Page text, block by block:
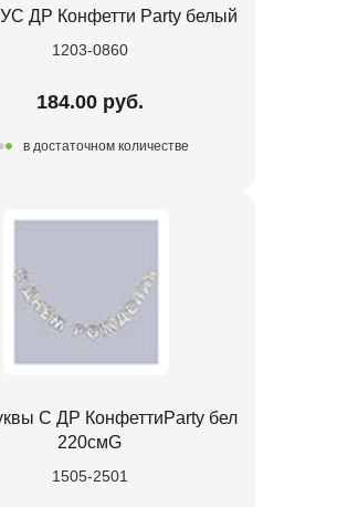
ДР Конфетти Party белый
1203-0860
184.00 руб.
в достаточном количестве
С ДР КонфеттиParty бел
220смG
1505-2501